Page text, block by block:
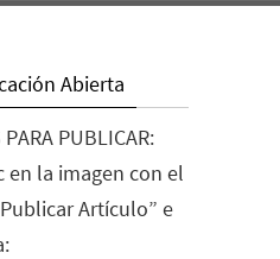
Abierta
PARA PUBLICAR:
en la imagen con el
Artículo” e